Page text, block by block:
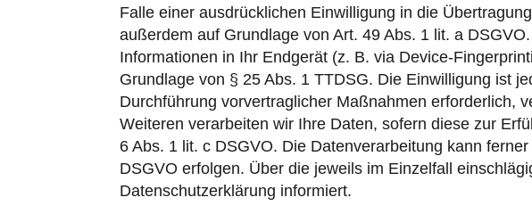
Falle einer ausdrücklichen Einwilligung in die
außerdem auf Grundlage von Art. 49 Abs. 1 lit. a
Informationen in Ihr Endgerät (z. B. via Device-
Grundlage von § 25 Abs. 1 TTDSG. Die Einwilligung ist
Durchführung vorvertraglicher Maßnahmen erforderlich,
Weiteren verarbeiten wir Ihre Daten, sofern diese zur
6 Abs. 1 lit. c DSGVO. Die Datenverarbeitung kann
DSGVO erfolgen. Über die jeweils im Einzelfall
Datenschutzerklärung informiert.